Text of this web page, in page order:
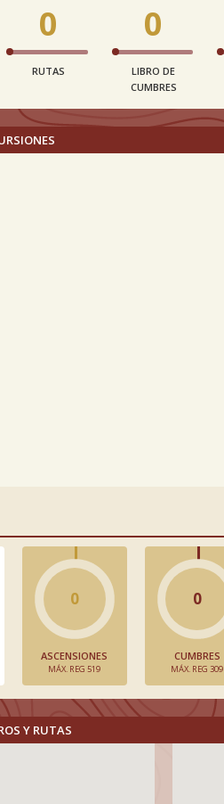
0
RUTAS
0
LIBRO DE
CUMBRES
0
ASCENSIONES
MÁX. REG 519
0
CUMBRES
MÁX. REG 309
Y RUTAS